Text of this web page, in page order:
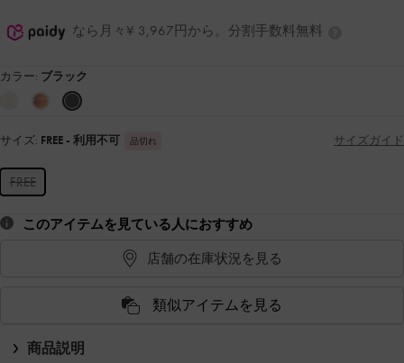
なら月々¥ 3,967円から。分割手数料無料
カラー: ブラック
サイズ: FREE - 利用不可 品切れ サイズガイド
FREE
このアイテムを見ている人におすすめ
店舗の在庫状況を見る
類似アイテムを見る
商品説明